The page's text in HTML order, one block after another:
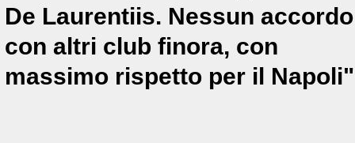
De Laurentiis. Nessun accordo
con altri club finora, con
massimo rispetto per il Napoli"